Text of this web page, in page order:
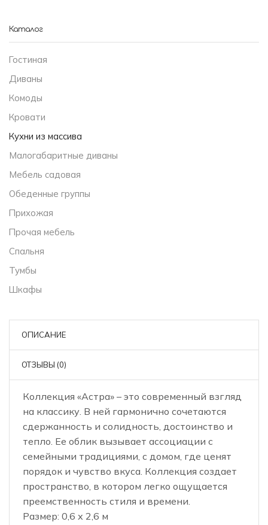
Каталог
Гостиная
Диваны
Комоды
Кровати
Кухни из массива
Малогабаритные диваны
Мебель садовая
Обеденные группы
Прихожая
Прочая мебель
Спальня
Тумбы
Шкафы
ОПИСАНИЕ
ОТЗЫВЫ (0)
Коллекция «Астра» – это современный взгляд
на классику. В ней гармонично сочетаются
сдержанность и солидность, достоинство и
тепло. Ее облик вызывает ассоциации с
семейными традициями, с домом, где ценят
порядок и чувство вкуса. Коллекция создает
пространство, в котором легко ощущается
преемственность стиля и времени.
Размер: 0,6 х 2,6 м